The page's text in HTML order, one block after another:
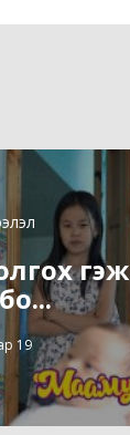
гэж
19